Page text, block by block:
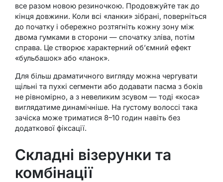
все разом новою резиночкою. Продовжуйте так до
кінця довжини. Коли всі «ланки» зібрані, поверніться
до початку і обережно розтягніть кожну зону між
двома гумками в сторони — спочатку зліва, потім
справа. Це створює характерний об’ємний ефект
«бульбашок» або «ланок».
Для більш драматичного вигляду можна чергувати
щільні та пухкі сегменти або додавати пасма з боків
не рівномірно, а з невеликим зсувом — тоді «коса»
виглядатиме динамічніше. На густому волоссі така
зачіска може триматися 8–10 годин навіть без
додаткової фіксації.
Складні візерунки та
комбінації